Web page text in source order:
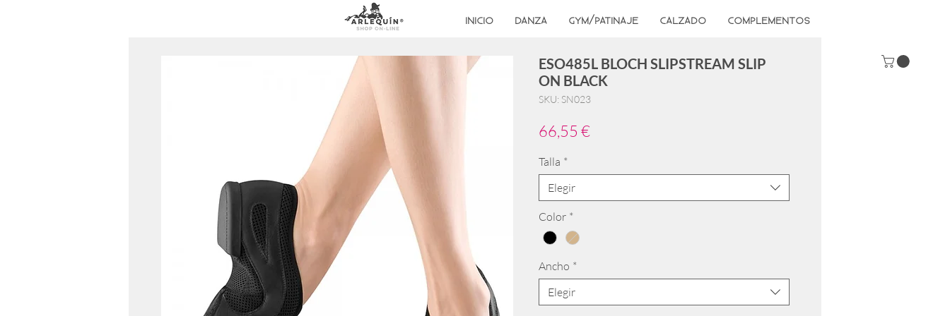
INICIO DANZA GYM/PATINAJE CALZADO COMPLEMENTOS
ESO485L BLOCH SLIPSTREAM SLIP
ON BLACK
SKU: SN023
66,55 €Precio
Talla *
Elegir
Color *
Ancho *
Elegir